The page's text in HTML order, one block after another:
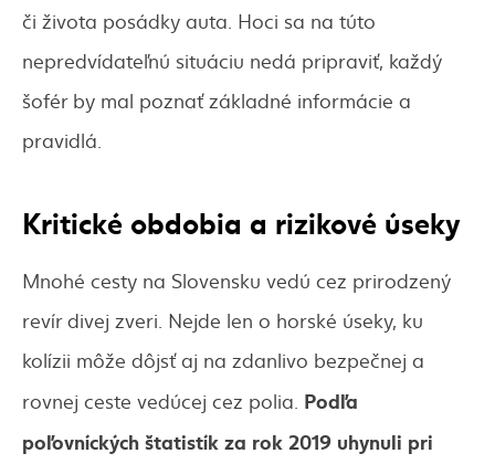
či života posádky auta. Hoci sa na túto
nepredvídateľnú situáciu nedá pripraviť, každý
šofér by mal poznať základné informácie a
pravidlá.
Kritické obdobia a rizikové úseky
Mnohé cesty na Slovensku vedú cez prirodzený
revír divej zveri. Nejde len o horské úseky, ku
kolízii môže dôjsť aj na zdanlivo bezpečnej a
rovnej ceste vedúcej cez polia. Podľa
poľovníckých štatistík za rok 2019 uhynuli pri